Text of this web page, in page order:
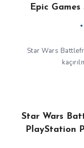
Epic
Star Wars
Star Wars
PlayStation